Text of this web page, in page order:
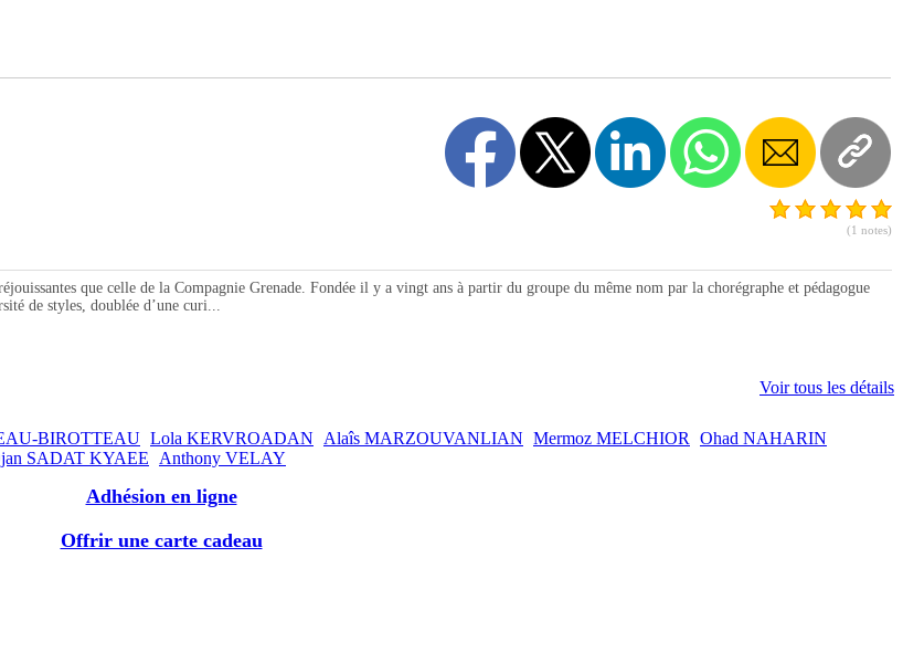
(1 notes)
que celle de la Compagnie Grenade. Fondée il y a vingt ans à partir du groupe du même nom par la chorégraphe et pédagogue
de styles, doublée d’une curi...
Voir tous les détails
BIROTTEAU Lola KERVROADAN Alaîs MARZOUVANLIAN Mermoz MELCHIOR
Ohad NAHARIN
SADAT KYAEE Anthony VELAY
Adhésion en ligne
Offrir une carte cadeau